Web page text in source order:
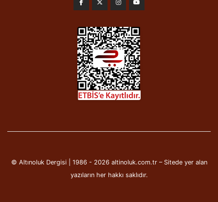
© Altınoluk Dergisi | 1986 - 2026 altinoluk.com.tr – Sitede yer alan
yazıların her hakkı saklıdır.